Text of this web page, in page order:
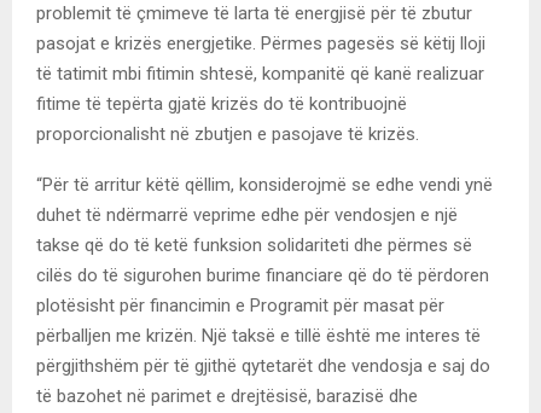
problemit të çmimeve të larta të energjisë për të zbutur
pasojat e krizës energjetike. Përmes pagesës së këtij lloji
të tatimit mbi fitimin shtesë, kompanitë që kanë realizuar
fitime të tepërta gjatë krizës do të kontribuojnë
proporcionalisht në zbutjen e pasojave të krizës.
“Për të arritur këtë qëllim, konsiderojmë se edhe vendi ynë
duhet të ndërmarrë veprime edhe për vendosjen e një
takse që do të ketë funksion solidariteti dhe përmes së
cilës do të sigurohen burime financiare që do të përdoren
plotësisht për financimin e Programit për masat për
përballjen me krizën. Një taksë e tillë është me interes të
përgjithshëm për të gjithë qytetarët dhe vendosja e saj do
të bazohet në parimet e drejtësisë, barazisë dhe